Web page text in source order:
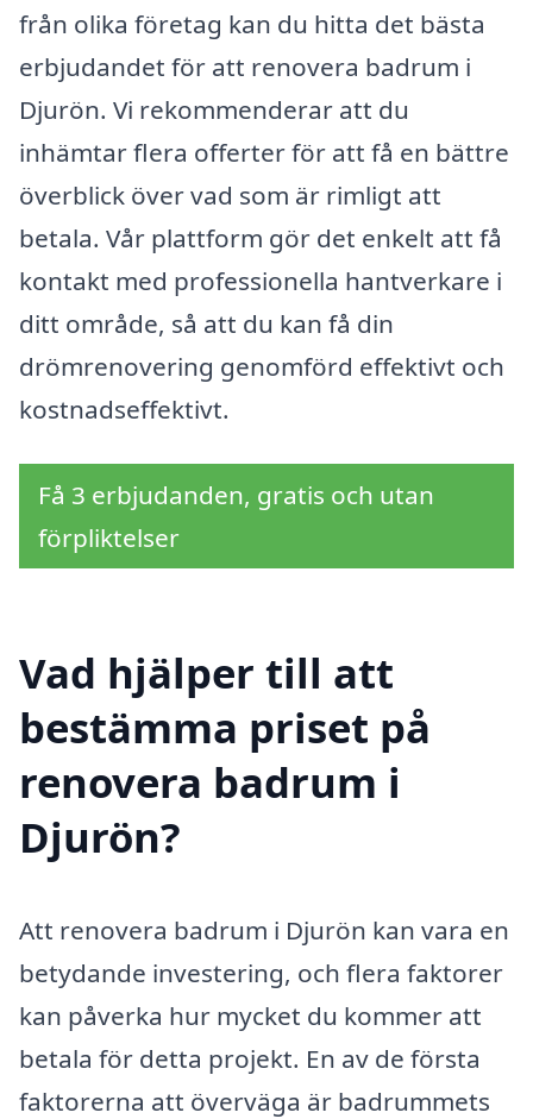
från olika företag kan du hitta det bästa
erbjudandet för att renovera badrum i
Djurön. Vi rekommenderar att du
inhämtar flera offerter för att få en bättre
överblick över vad som är rimligt att
betala. Vår plattform gör det enkelt att få
kontakt med professionella hantverkare i
ditt område, så att du kan få din
drömrenovering genomförd effektivt och
kostnadseffektivt.
Få 3 erbjudanden, gratis och utan
förpliktelser
Vad hjälper till att
bestämma priset på
renovera badrum i
Djurön?
Att renovera badrum i Djurön kan vara en
betydande investering, och flera faktorer
kan påverka hur mycket du kommer att
betala för detta projekt. En av de första
faktorerna att överväga är badrummets